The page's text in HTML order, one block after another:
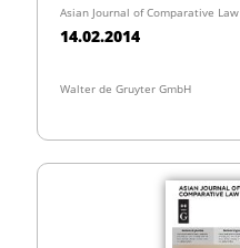
Asian Journal of Comparative Law
14.02.2014
Walter de Gruyter GmbH